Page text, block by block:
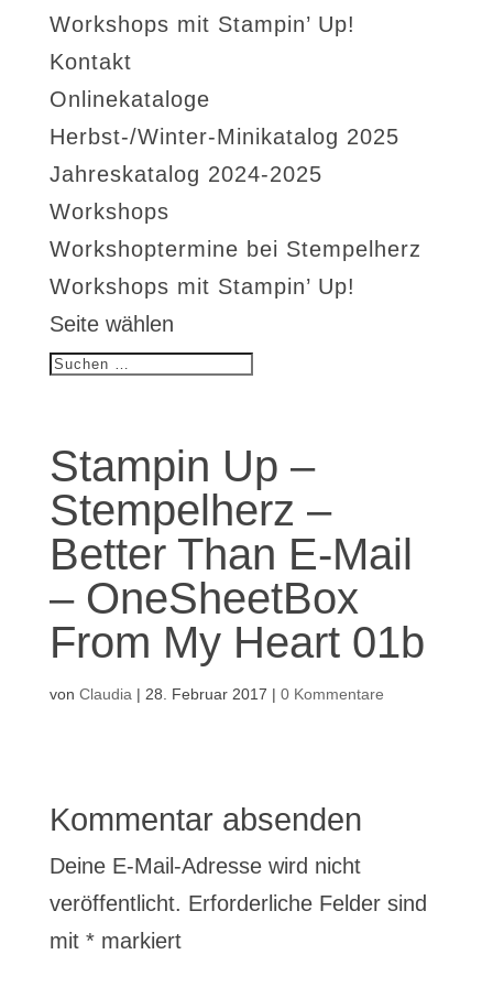
Workshops mit Stampin’ Up!
Kontakt
Onlinekataloge
Herbst-/Winter-Minikatalog 2025
Jahreskatalog 2024-2025
Workshops
Workshoptermine bei Stempelherz
Workshops mit Stampin’ Up!
Seite wählen
Stampin Up –
Stempelherz –
Better Than E-Mail
– OneSheetBox
From My Heart 01b
von Claudia | 28. Februar 2017 | 0 Kommentare
Kommentar absenden
Deine E-Mail-Adresse wird nicht
veröffentlicht. Erforderliche Felder sind
mit *markiert